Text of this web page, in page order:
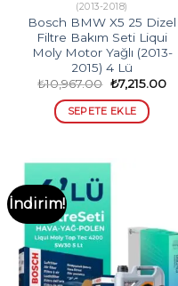
(2013-2018)
Bosch BMW X5 25 Dizel
Filtre Bakım Seti Liqui
Moly Motor Yağlı (2013-
2015) 4 Lü
₺10,967.00 Orijinal
fiyat:
₺10,967.00.
₺7,215.00Şu
SEPETE EKLE
İndirim!